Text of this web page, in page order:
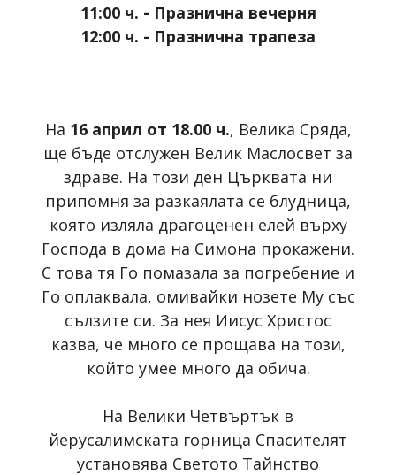
11:00 ч. - Празнична вечерня
12:00 ч. - Празнична трапеза
На 16 април от 18.00 ч., Велика Сряда,
ще бъде отслужен Велик Маслосвет за
здраве. На този ден Църквата ни
припомня за разкаялата се блудница,
която изляла драгоценен елей върху
Господа в дома на Симона прокажени.
С това тя Го помазала за погребение и
Го оплаквала, омивайки нозете Му със
сълзите си. За нея Иисус Христос
казва, че много се прощава на този,
който умее много да обича.
На Велики Четвъртък в
йерусалимската горница Спасителят
установява Светото Тайнство